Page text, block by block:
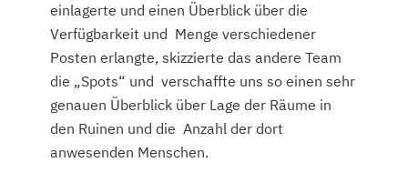
einlagerte und einen Überblick über die
Verfügbarkeit und Menge verschiedener
Posten erlangte, skizzierte das andere Team
die „Spots“ und verschaffte uns so einen sehr
genauen Überblick über Lage der Räume in
den Ruinen und die Anzahl der dort
anwesenden Menschen.